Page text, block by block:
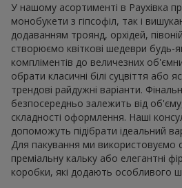
У нашому асортименті в Раухівка
монобукети з гіпсофіл, так і
додаванням троянд, орхідей,
створюємо квіткові шедеври будь-
компліментів до величезних
обрати класичні білі суцвіття або
трендові райдужні варіанти.
безпосередньо залежить від об'єму,
складності оформлення. Наші
допоможуть підібрати ідеальний
Для пакування ми використовуємо
преміальну кальку або елегантні
коробки, які додають особливого